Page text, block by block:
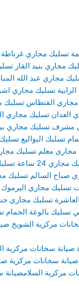
تسليك مجاري غرناطة
مجاري بنيد القار
مجاري عبد الله
تسليك مجاري
الفنطاس تسليك
العدان تسليك مجاري
مشرف تسليك مجاري
تسليك البواليع
معلم تسليك
24 ساعة
صباح السالم تسليك
تسليك مجاري اليرموك
تسليك مجاري
تسليك بالوعة الحمام
مركزية الشويخ
صيانة سخانات مركزية
صيانة سخانات مركزية
مركزية السلامصيانة